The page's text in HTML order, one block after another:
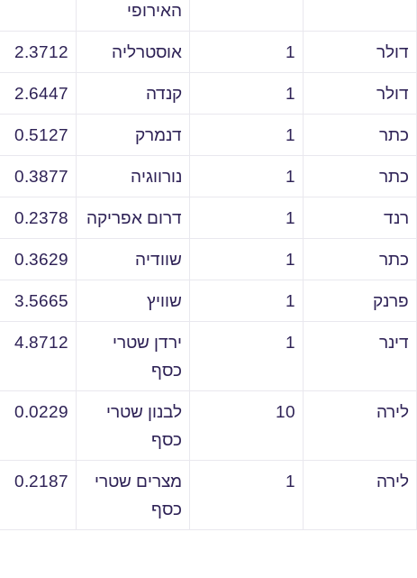
האירופי
דולר 1 אוסטרליה 2.3712
דולר 1 קנדה 2.6447
כתר 1 דנמרק 0.5127
כתר 1 נורווגיה 0.3877
רנד 1 דרום אפריקה 0.2378
כתר 1 שוודיה 0.3629
פרנק 1 שוויץ 3.5665
דינר 1
ירדן שטרי
כסף
4.8712
לירה 10
לבנון שטרי
כסף
0.0229
לירה 1
מצרים שטרי
כסף
0.2187